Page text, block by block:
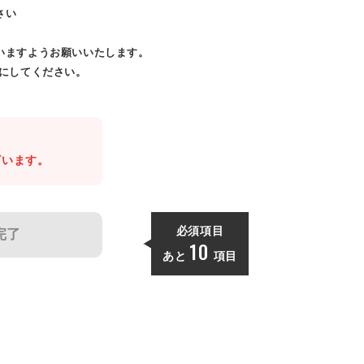
い
すようお願いいたします。
してください。
ます。
了 必須項目
あと 10 項目